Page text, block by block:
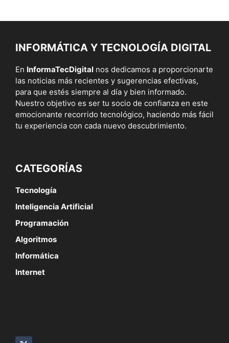
INFORMÁTICA Y TECNOLOGÍA DIGITAL
En InformaTecDigital nos dedicamos a proporcionarte
las noticias más recientes y sugerencias efectivas,
para que estés siempre al día y bien informado.
Nuestro objetivo es ser tu socio de confianza en este
emocionante recorrido tecnológico, haciendo más fácil
tu experiencia con cada nuevo descubrimiento.
CATEGORÍAS
Tecnología
Inteligencia Artificial
Programación
Algoritmos
Informática
Internet